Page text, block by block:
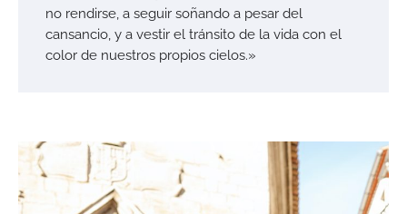
no rendirse, a seguir soñando a pesar del
cansancio, y a vestir el tránsito de la vida con el
color de nuestros propios cielos.»